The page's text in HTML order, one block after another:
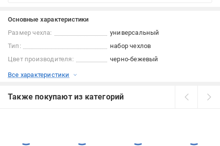
Основные характеристики
Размер чехла:
универсальный
Тип:
набор чехлов
Цвет производителя:
черно-бежевый
Все характеристики
Также покупают из категорий